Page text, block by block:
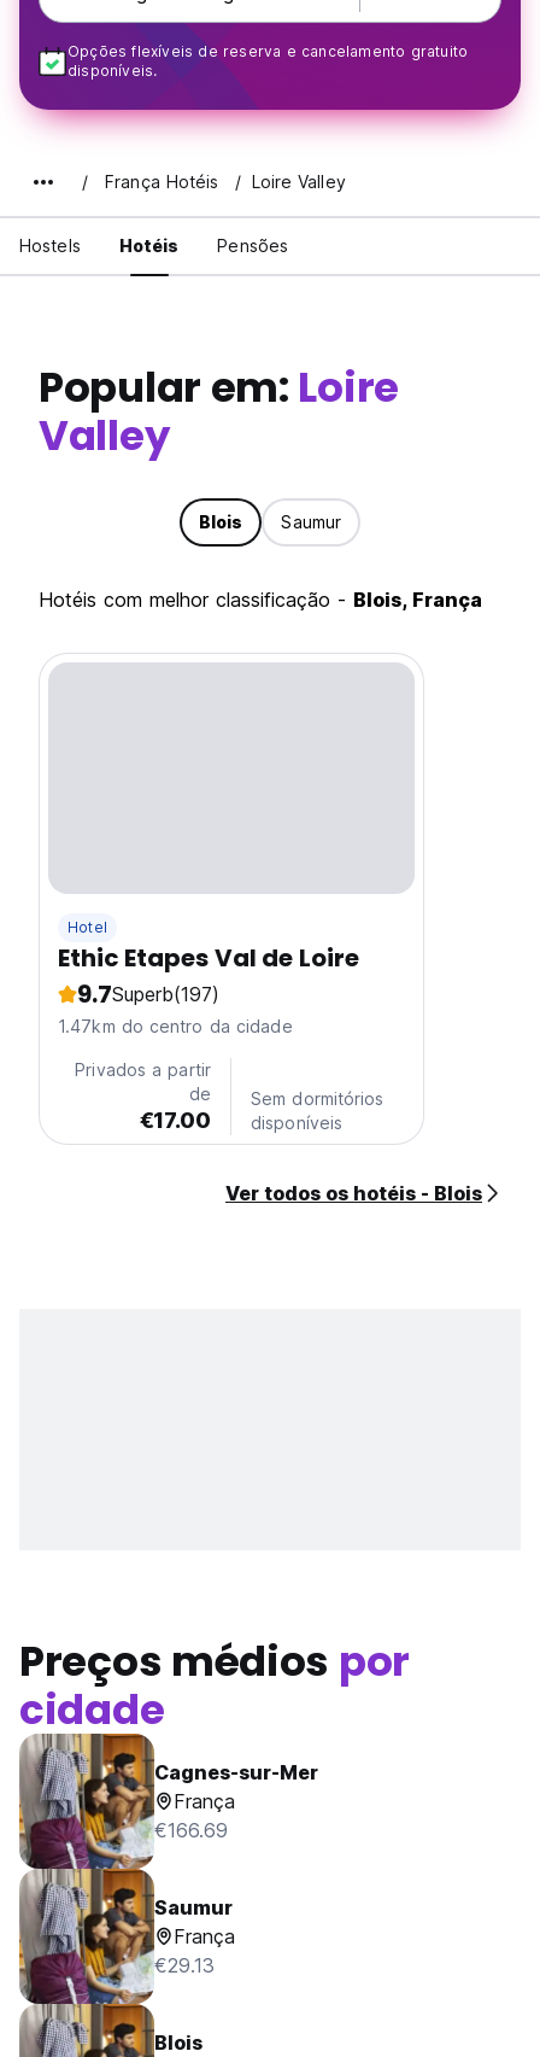
Opções flexíveis de reserva e cancelamento gratuito
disponíveis.
França Hotéis Loire Valley
Hostels Hotéis Pensões
Popular em: Loire
Valley
Blois Saumur
hotéis com melhor classificação - Blois, França
Hotel
Ethic Etapes Val de Loire
9.7Superb(197)
1.47km do centro da cidade
Privados a partir
de
€17.00
Sem dormitórios
disponíveis
Ver todos os hotéis - Blois
Preços médios por
cidade
Cagnes-sur-Mer
França
€166.69
Saumur
França
€29.13
Blois